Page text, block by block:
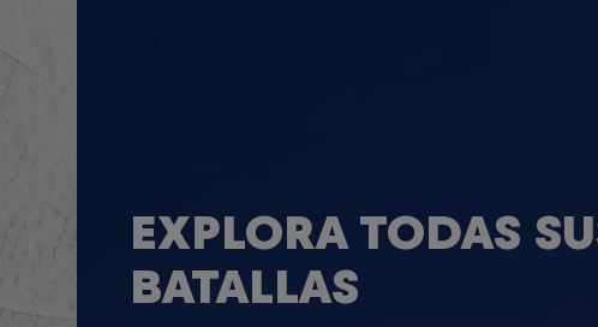
EXPLORA TODAS
BATALLAS